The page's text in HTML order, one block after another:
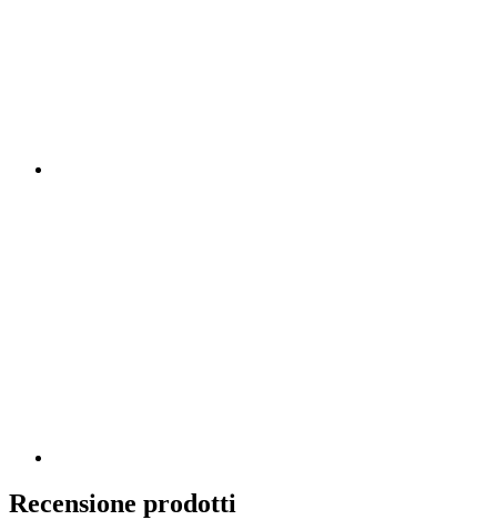
Recensione prodotti